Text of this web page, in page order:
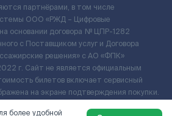
партнёрами, в том числе
ООО «РЖД – Цифровые
основании договора № ЦПР-1282
с Поставщиком услуг и Договора
решения» c АО «ФПК»
г. Сайт не является официальным
билетов включает сервисный
на экране подтверждения покупки.
более удобной